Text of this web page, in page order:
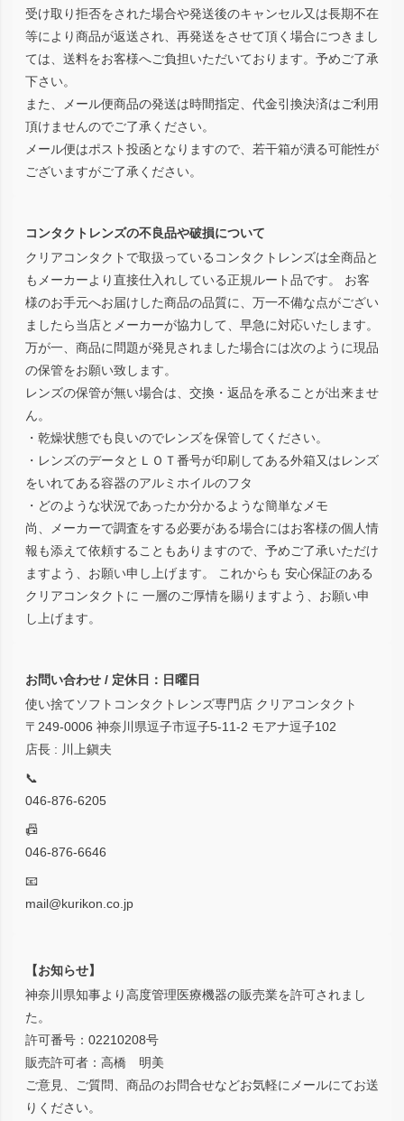
受け取り拒否をされた場合や発送後のキャンセル又は長期不在
等により商品が返送され、再発送をさせて頂く場合につきまし
ては、送料をお客様へご負担いただいております。予めご了承
下さい。
また、メール便商品の発送は時間指定、代金引換決済はご利用
頂けませんのでご了承ください。
メール便はポスト投函となりますので、若干箱が潰る可能性が
ございますがご了承ください。
コンタクトレンズの不良品や破損について
クリアコンタクトで取扱っているコンタクトレンズは全商品と
もメーカーより直接仕入れしている正規ルート品です。 お客
様のお手元へお届けした商品の品質に、万一不備な点がござい
ましたら当店とメーカーが協力して、早急に対応いたします。
万が一、商品に問題が発見されました場合には次のように現品
の保管をお願い致します。
レンズの保管が無い場合は、交換・返品を承ることが出来ませ
ん。
・乾燥状態でも良いのでレンズを保管してください。
・レンズのデータとＬＯＴ番号が印刷してある外箱又はレンズ
をいれてある容器のアルミホイルのフタ
・どのような状況であったか分かるような簡単なメモ
尚、メーカーで調査をする必要がある場合にはお客様の個人情
報も添えて依頼することもありますので、予めご了承いただけ
ますよう、お願い申し上げます。 これからも 安心保証のある
クリアコンタクトに 一層のご厚情を賜りますよう、お願い申
し上げます。
お問い合わせ / 定休日：日曜日
使い捨てソフトコンタクトレンズ専門店 クリアコンタクト
〒249-0006 神奈川県逗子市逗子5-11-2 モアナ逗子102
店長 : 川上鎭夫
📞
046-876-6205
📠
046-876-6646
📧
mail@kurikon.co.jp
【お知らせ】
神奈川県知事より高度管理医療機器の販売業を許可されまし
た。
許可番号：02210208号
販売許可者：高橋 明美
ご意見、ご質問、商品のお問合せなどお気軽にメールにてお送
りください。